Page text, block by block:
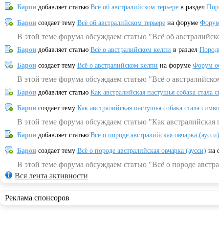
Барон добавляет статью Всё об австралийском терьере в раздел
Барон создает тему Всё об австралийском терьере на форуме
В этой теме форума обсуждаем статью "Всё об
Барон добавляет статью Всё о австралийском келпи в раздел
Барон создает тему Всё о австралийском келпи на форуме Форум
В этой теме форума обсуждаем статью "Всё о
Барон добавляет статью Как австралийская пастушья собака
Барон создает тему Как австралийская пастушья собака стала
В этой теме форума обсуждаем статью "Как
Барон добавляет статью Всё о породе австралийская овчарка (аусси)
Барон создает тему Всё о породе австралийская овчарка (аусси) на
В этой теме форума обсуждаем статью "Всё о породе
Вся лента активности
Реклама спонсоров